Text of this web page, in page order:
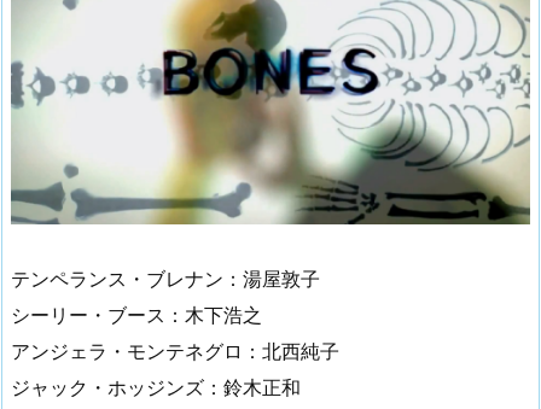
テンペランス・ブレナン：湯屋敦子
シーリー・ブース：木下浩之
アンジェラ・モンテネグロ：北西純子
ジャック・ホッジンズ：鈴木正和